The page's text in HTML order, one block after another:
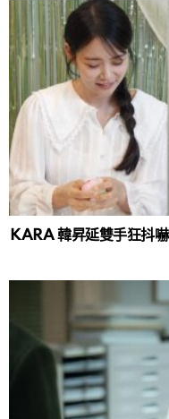
KARA 韓昇延雙手狂抖